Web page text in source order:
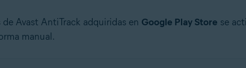
de Avast AntiTrack adquiridas en Google Play Store se
manual.